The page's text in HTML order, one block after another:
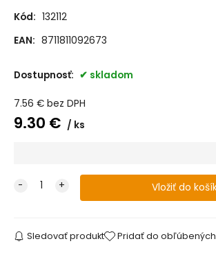
Kód: 132112
EAN: 8711811092673
Dostupnosť: skladom
7.56 € bez DPH
9.30 € ks
Sledovať produkt Pridať do obľúbených